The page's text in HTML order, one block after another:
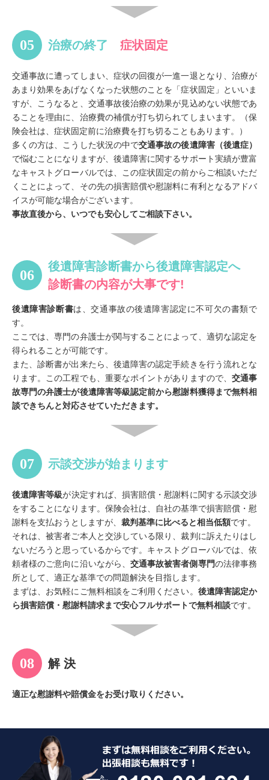
治療の終了 症状固定
交通事故に遭ってしまい、症状の回復が一進一退となり、治療が
あまり効果をあげなくなった状態のことを「症状固定」といいま
すが、こうなると、交通事故後治療の効果が見込めない状態であ
ることを理由に、治療費の補償が打ち切られてしまいます。（保
険会社は、症状固定前に治療費を打ち切ることもあります。）
多くの方は、こうした状況の中で交通事故の後遺障害（後遺症）
で悩むことになりますが、後遺障害に関するサポート実績が豊富
なキャストグローバルでは、この症状固定の前からご相談いただ
くことによって、その先の損害賠償や慰謝料に有利となるアドバ
イスが可能な場合がございます。
事故直後から、いつでも安心してご相談下さい。
後遺障害診断書から後遺障害認定へ
診断書の内容が大事です!
後遺障害診断書は、交通事故の後遺障害認定に不可欠の書類で
す。
ここでは、専門の弁護士が関与することによって、適切な認定を
得られることが可能です。
また、診断書が出来たら、後遺障害の認定手続きを行う流れとな
ります。この工程でも、重要なポイントがありますので、 交通事
故専門の弁護士が後遺障害等級認定前から慰謝料獲得まで無料相
談できちんと対応させていただきます。
示談交渉が始まります
後遺障害等級が決定すれば、損害賠償・慰謝料に関する示談交渉
をすることになります。保険会社は、自社の基準で損害賠償・慰
謝料を支払おうとしますが、 裁判基準に比べると相当低額です。
それは、被害者ご本人と交渉している限り、裁判に訴えたりはし
ないだろうと思っているからです。キャストグローバルでは、依
頼者様のご意向に沿いながら、 交通事故被害者側専門の法律事務
所として、適正な基準での問題解決を目指します。
まずは、お気軽にご無料相談をご利用ください。 後遺障害認定か
ら損害賠償・慰謝料請求まで安心フルサポートで無料相談です。
解 決
適正な慰謝料や賠償金をお受け取りください。